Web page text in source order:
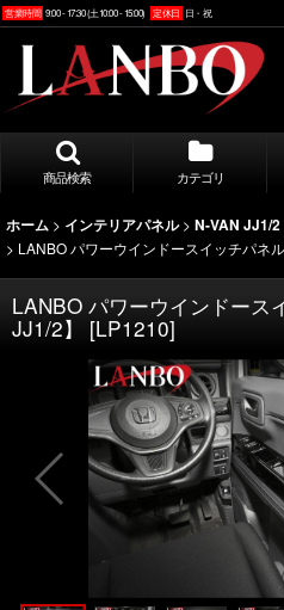
営業時間 9:00 - 17:30 (土10:00 - 15:00) 定休日 日・祝
商品検索 カテゴリ
ホーム > インテリアパネル > N-VAN JJ1/2
> LANBO パワーウインドースイッチパネ
LANBO パワーウインドース
JJ1/2】 [LP1210]